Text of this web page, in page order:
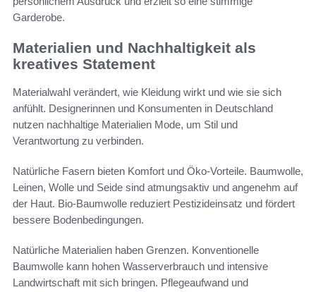
Garderobe.
Materialien und Nachhaltigkeit als
kreatives Statement
Materialwahl verändert, wie Kleidung wirkt und wie sie sich
anfühlt. Designerinnen und Konsumenten in Deutschland
nutzen nachhaltige Materialien Mode, um Stil und
Verantwortung zu verbinden.
Natürliche Fasern bieten Komfort und Öko-Vorteile. Baumwolle,
Leinen, Wolle und Seide sind atmungsaktiv und angenehm auf
der Haut. Bio-Baumwolle reduziert Pestizideinsatz und fördert
bessere Bodenbedingungen.
Natürliche Materialien haben Grenzen. Konventionelle
Baumwolle kann hohen Wasserverbrauch und intensive
Landwirtschaft mit sich bringen. Pflegeaufwand und